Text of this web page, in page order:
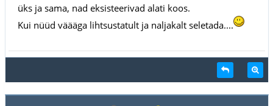
üks ja sama, nad eksisteerivad alati koos.
Kui nüüd väääga lihtsustatult ja naljakalt seletada....